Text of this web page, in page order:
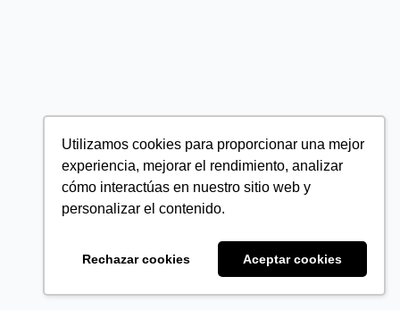
Utilizamos cookies para proporcionar una mejor
experiencia, mejorar el rendimiento, analizar
cómo interactúas en nuestro sitio web y
personalizar el contenido.
Rechazar cookies Aceptar cookies